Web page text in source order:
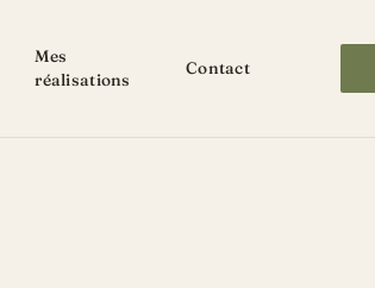
Mes
réalisations
Contact